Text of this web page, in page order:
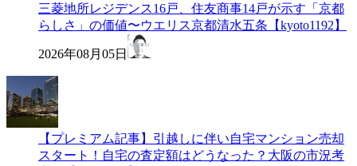
三菱地所レジデンス16戸、住友商事14戸が示す「京都
らしさ」の価値〜ウエリス京都清水五条【kyoto1192】
2026年08月05日
【プレミアム記事】引越しに伴い自宅マンション売却
スタート！自宅の査定額はどうなった？大阪の市況考